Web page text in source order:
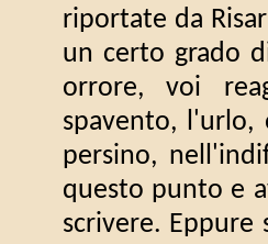
riportate da
un certo grado
orrore, voi
spavento, l'urlo,
persino,
questo punto e
scrivere. Eppure